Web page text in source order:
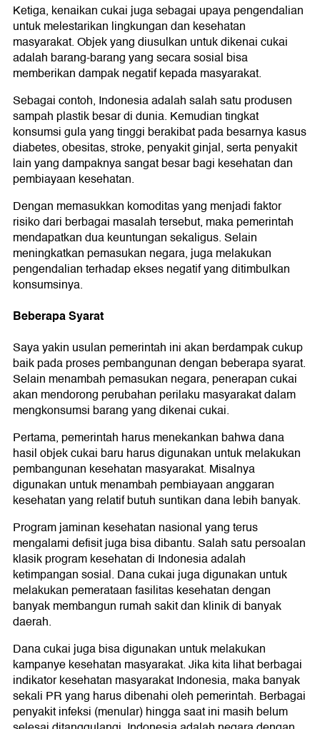
Ketiga, kenaikan cukai juga sebagai upaya pengendalian
untuk melestarikan lingkungan dan kesehatan
masyarakat. Objek yang diusulkan untuk dikenai cukai
adalah barang-barang yang secara sosial bisa
memberikan dampak negatif kepada masyarakat.
Sebagai contoh, Indonesia adalah salah satu produsen
sampah plastik besar di dunia. Kemudian tingkat
konsumsi gula yang tinggi berakibat pada besarnya kasus
diabetes, obesitas, stroke, penyakit ginjal, serta penyakit
lain yang dampaknya sangat besar bagi kesehatan dan
pembiayaan kesehatan.
Dengan memasukkan komoditas yang menjadi faktor
risiko dari berbagai masalah tersebut, maka pemerintah
mendapatkan dua keuntungan sekaligus. Selain
meningkatkan pemasukan negara, juga melakukan
pengendalian terhadap ekses negatif yang ditimbulkan
konsumsinya.
Beberapa Syarat
Saya yakin usulan pemerintah ini akan berdampak cukup
baik pada proses pembangunan dengan beberapa syarat.
Selain menambah pemasukan negara, penerapan cukai
akan mendorong perubahan perilaku masyarakat dalam
mengkonsumsi barang yang dikenai cukai.
Pertama, pemerintah harus menekankan bahwa dana
hasil objek cukai baru harus digunakan untuk melakukan
pembangunan kesehatan masyarakat. Misalnya
digunakan untuk menambah pembiayaan anggaran
kesehatan yang relatif butuh suntikan dana lebih banyak.
Program jaminan kesehatan nasional yang terus
mengalami defisit juga bisa dibantu. Salah satu persoalan
klasik program kesehatan di Indonesia adalah
ketimpangan sosial. Dana cukai juga digunakan untuk
melakukan pemerataan fasilitas kesehatan dengan
banyak membangun rumah sakit dan klinik di banyak
daerah.
Dana cukai juga bisa digunakan untuk melakukan
kampanye kesehatan masyarakat. Jika kita lihat berbagai
indikator kesehatan masyarakat Indonesia, maka banyak
sekali PR yang harus dibenahi oleh pemerintah. Berbagai
penyakit infeksi (menular) hingga saat ini masih belum